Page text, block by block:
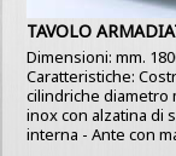
TAVOLO
Dimensioni: mm.
Caratteristiche:
cilindriche diametro
inox con alzatina di
interna - Ante con